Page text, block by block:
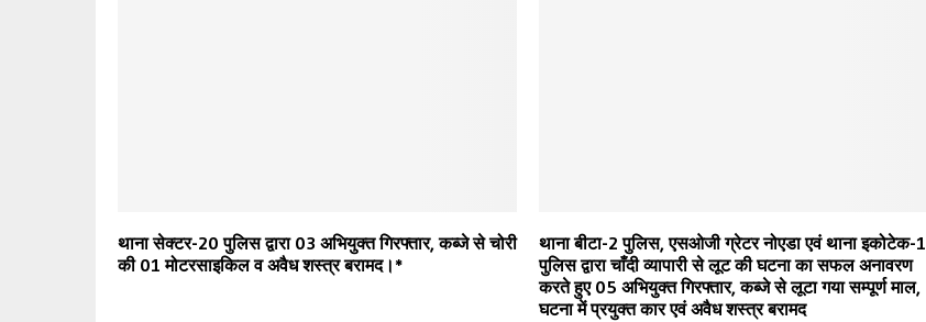
थाना सेक्टर-20 पुलिस द्वारा 03 अभियुक्त गिरफ्तार, कब्जे से चोरी
की 01 मोटरसाइकिल व अवैध शस्त्र बरामद।*
थाना बीटा-2 पुलिस, एसओजी ग्रेटर नोएडा एवं थाना इकोटेक-1
पुलिस द्वारा चाँदी व्यापारी से लूट की घटना का सफल अनावरण
करते हुए 05 अभियुक्त गिरफ्तार, कब्जे से लूटा गया सम्पूर्ण माल,
घटना में प्रयुक्त कार एवं अवैध शस्त्र बरामद